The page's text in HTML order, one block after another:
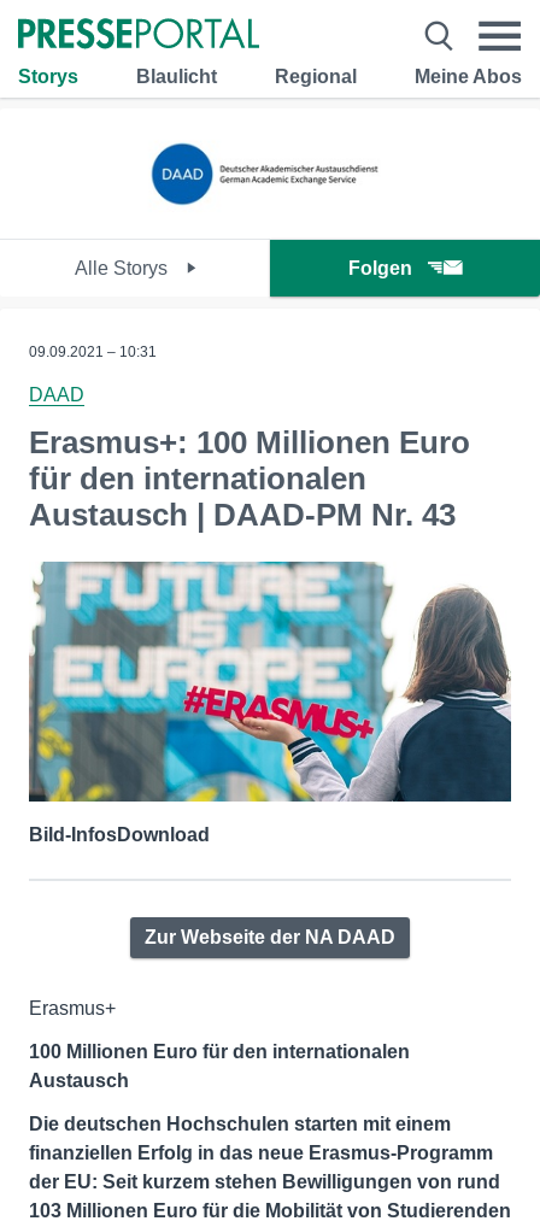
Storys Blaulicht Regional Meine Abos
Alle Storys Folgen
09.09.2021 – 10:31
DAAD
Erasmus+: 100 Millionen Euro
für den internationalen
Austausch | DAAD-PM Nr. 43
Bild-InfosDownload
Zur Webseite der NA DAAD
Erasmus+
100 Millionen Euro für den internationalen
Austausch
Die deutschen Hochschulen starten mit einem
finanziellen Erfolg in das neue Erasmus-Programm
der EU: Seit kurzem stehen Bewilligungen von rund
103 Millionen Euro für die Mobilität von Studierenden